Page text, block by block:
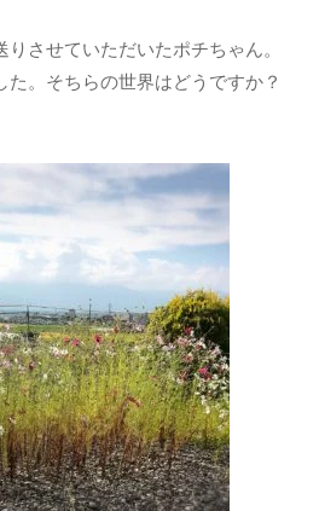
させていただいたポチちゃん。
た。そちらの世界はどうですか？